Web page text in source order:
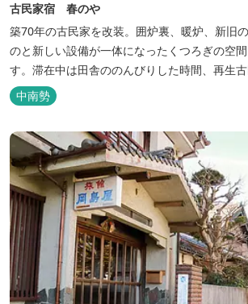
古民家宿 春のや
築70年の古民家を改装。囲炉裏、暖炉、新旧
のと新しい設備が一体になったくつろぎの空
す。滞在中は田舎ののんびりした時間、再生
しみください。 【時間】 《 チェックイン 》 15：00～20：00の間
にお願いいたします。 《 チェックアウト 》 10：00まで 【御利用
料金】 一日一組様１棟貸し（定員５名） 一...
中南勢